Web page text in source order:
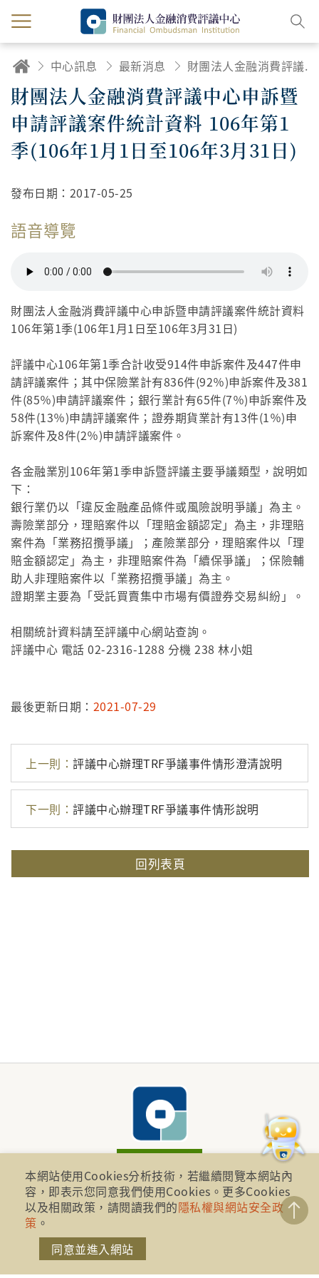
中心訊息 最新消息 財團法人金融消費評議中心申訴暨申請評議案件統計資料 106年第1季(106年1月1日至106年3月31日)
財團法人金融消費評議中心申訴暨
申請評議案件統計資料 106年第1
季(106年1月1日至106年3月31日)
發布日期： 2017-05-25
語音導覽
財團法人金融消費評議中心申訴暨申請評議案件統計資料
106年第1季(106年1月1日至106年3月31日)
評議中心106年第1季合計收受914件申訴案件及447件申
請評議案件；其中保險業計有836件(92％)申訴案件及381
件(85％)申請評議案件；銀行業計有65件(7％)申訴案件及
58件(13％)申請評議案件；證券期貨業計有13件(1％)申
訴案件及8件(2％)申請評議案件。
各金融業別106年第1季申訴暨評議主要爭議類型，說明如
下：
銀行業仍以「違反金融產品條件或風險說明爭議」為主。
壽險業部分，理賠案件以「理賠金額認定」為主，非理賠
案件為「業務招攬爭議」；產險業部分，理賠案件以「理
賠金額認定」為主，非理賠案件為「續保爭議」；保險輔
助人非理賠案件以「業務招攬爭議」為主。
證期業主要為「受託買賣集中市場有價證券交易糾紛」。
相關統計資料請至評議中心網站查詢。
評議中心 電話 02-2316-1288 分機 238 林小姐
最後更新日期： 2021-07-29
上一則： 評議中心辦理TRF爭議事件情形澄清說明
下一則： 評議中心辦理TRF爭議事件情形說明
回列表頁
財團法人金融消費評議中心 著作權所有
地址：10041台北市忠孝西路一段四號17樓(崇聖大樓)
本網站使用Cookies分析技術，若繼續閱覽本網站內
容，即表示您同意我們使用Cookies。更多Cookies
以及相關政策，請閱讀我們的隱私權與網站安全政
策 。
同意並進入網站